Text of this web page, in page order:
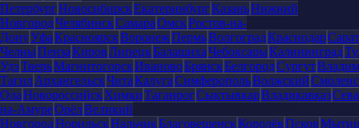
ПетербургНовосибирскЕкатеринбургКазаньНижний
НовгородЧелябинскСамараОмскРостов-на-
ДонуУфаКрасноярскВоронежПермьВолгоградКраснодар
ЧелныПензаКировЛипецкБалашихаЧебоксарыКалининград
УдэТверьМагнитогорскИвановоБрянскБелгородСургут
ТагилАрхангельскЧитаКалугаСимферопольВолжский
ОлаНовороссийскХимкиТаганрогСыктывкарВладикавказ
на-АмуреОрёлВеликий
НовгородНорильскНальчикБлаговещенскКоролёвПсков